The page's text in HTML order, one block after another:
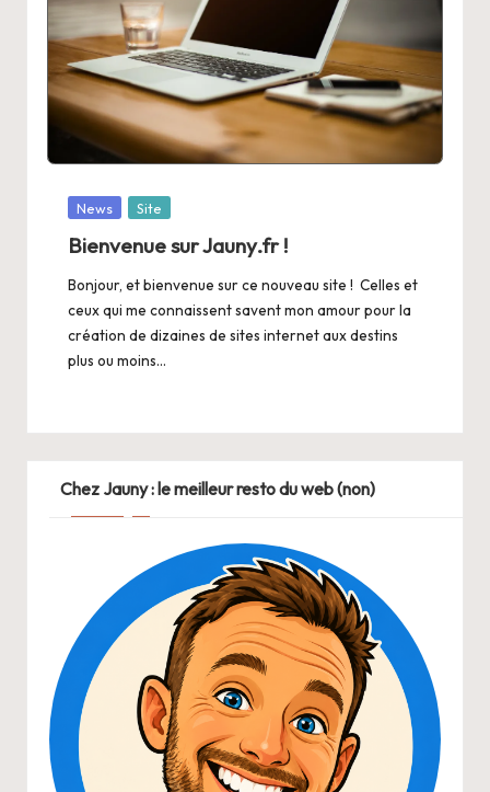
Posted
News Site
Bienvenue sur Jauny.fr !
Bonjour, et bienvenue sur ce nouveau site ! Celles et
ceux qui me connaissent savent mon amour pour la
création de dizaines de sites internet aux destins
plus ou moins…
Chez Jauny : le meilleur resto du web (non)